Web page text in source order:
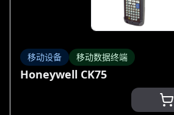
移动设备 移动数据终端
Honeywell CK75